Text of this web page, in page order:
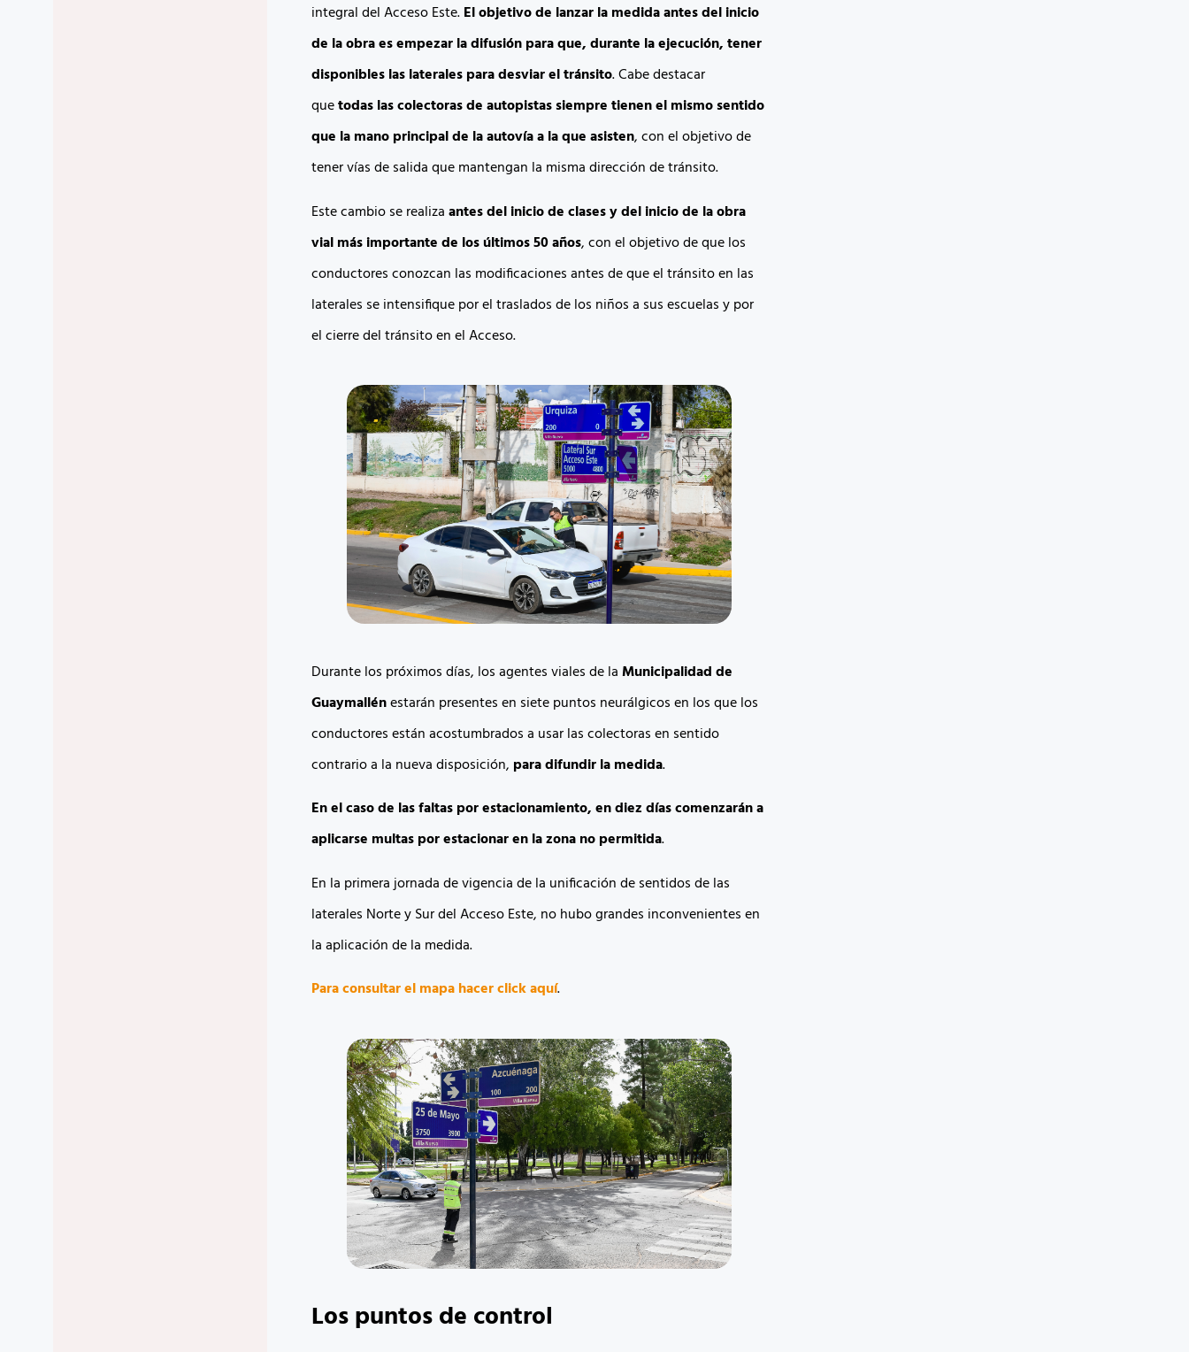
integral del Acceso Este.El objetivo de lanzar la medida antes del inicio
de la obra es empezar la difusión para que, durante la ejecución, tener
disponibles las laterales para desviar el tránsito. Cabe destacar
quetodas las colectoras de autopistas siempre tienen el mismo sentido
que la mano principal de la autovía a la que asisten, con el objetivo de
tener vías de salida que mantengan la misma dirección de tránsito.
Este cambio se realizaantes del inicio de clases y del inicio de la obra
vial más importante de los últimos 50 años, con el objetivo de que los
conductores conozcan las modificaciones antes de que el tránsito en las
laterales se intensifique por el traslados de los niños a sus escuelas y por
el cierre del tránsito en el Acceso.
Durante los próximos días, los agentes viales de laMunicipalidad de
Guaymallénestarán presentes en siete puntos neurálgicos en los que los
conductores están acostumbrados a usar las colectoras en sentido
contrario a la nueva disposición, para difundir la medida.
En el caso de las faltas por estacionamiento, en diez días comenzarán a
aplicarse multas por estacionar en la zona no permitida.
En la primera jornada de vigencia de la unificación de sentidos de las
laterales Norte y Sur del Acceso Este, no hubo grandes inconvenientes en
la aplicación de la medida.
Para consultar el mapa hacer click aquí.
Los puntos de control